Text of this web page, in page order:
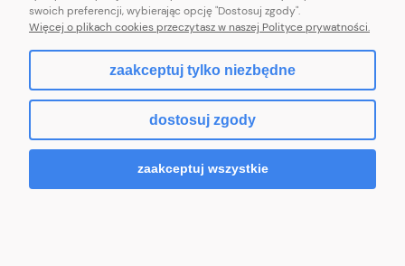
ul. Piotrkowska 317/11, Łódź 93-035, woj. łódzkie
pokaż pełną wersję strony
Sklep internetowy Shoper.pl
swoich preferencji, wybierając opcję "Dostosuj zgody".
Więcej o plikach cookies przeczytasz w naszej Polityce prywatności.
zaakceptuj tylko niezbędne
dostosuj zgody
zaakceptuj wszystkie